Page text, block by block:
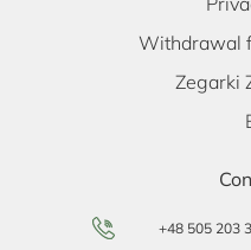
Withdrawal
Zegarki
+48 505 203